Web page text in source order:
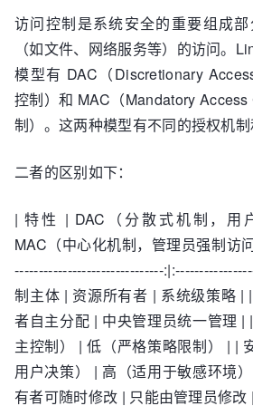
访问控制是系统安全的重要组成
（如文件、网络服务等）的访问。
模型有 DAC（Discretionary
控制）和 MAC（Mandatory
制）。这两种模型有不同的授权机制
二者的区别如下：
| 特性 | DAC（分散式机制，用
MAC（中心化机制，管理员强制访
-------------------------------
制主体 | 资源所有者 | 系统级策略 |
者自主分配 | 中央管理员统一管理 |
主控制） | 低（严格策略限制） | |
用户决策） | 高（适用于敏感环境
有者可随时修改 | 只能由管理员修改 |